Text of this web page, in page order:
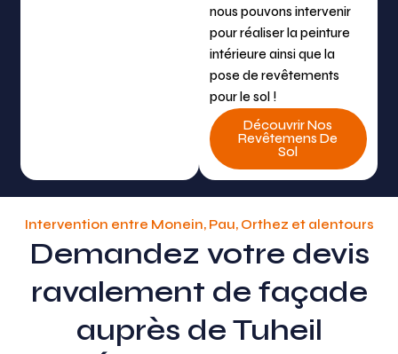
nous pouvons intervenir
pour réaliser la peinture
intérieure ainsi que la
pose de revêtements
pour le sol !
Découvrir Nos
Revêtemens De
Sol
Intervention entre Monein, Pau, Orthez et alentours
Demandez votre devis
ravalement de façade
auprès de Tuheil